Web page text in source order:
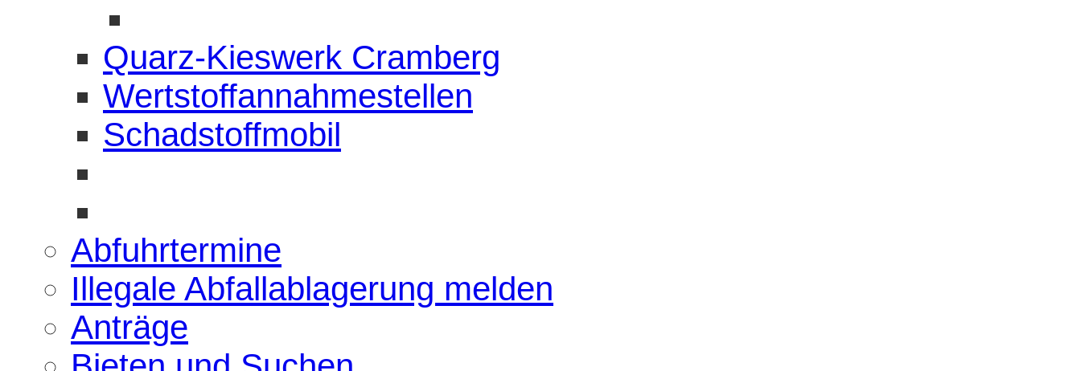
Quarz-Kieswerk Cramberg
Wertstoffannahmestellen
Schadstoffmobil
Abfuhrtermine
Illegale Abfallablagerung melden
Anträge